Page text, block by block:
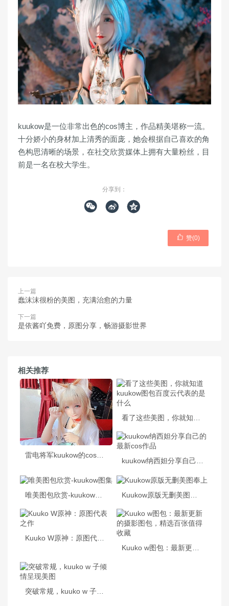
kuukow是一位非常出色的cos博主，作品精美堪称一流。
十分娇小的身材加上清秀的面庞，她会根据自己喜欢的角
色构思清晰的场景，在社交欣赏媒体上拥有大量粉丝，目
前是一名在校大学生。
分享到：
  
 赞(0)
上一篇
蠢沫沫很粉的美图，充满治愈的力量
下一篇
是依酱吖免费，原图分享，畅游摄影世界
相关推荐
雷电将军kuukow的cos作品集合，精选无敌霸气装扮
kuukow纳西妲分享自己的最新cos作品
唯美图包欣赏-kuukow图集
Kuuko W原神：原图代表之作
Kuuko w图包：最新更新的摄影图包，精选百张值得收藏
突破常规，kuuko w 子倾情呈现美图